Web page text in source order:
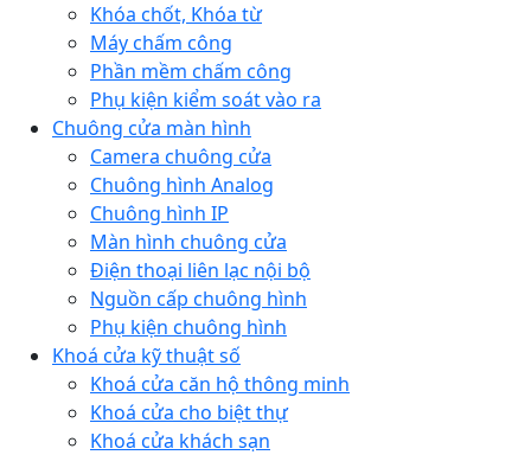
Khóa chốt, Khóa từ
Máy chấm công
Phần mềm chấm công
Phụ kiện kiểm soát vào ra
Chuông cửa màn hình
Camera chuông cửa
Chuông hình Analog
Chuông hình IP
Màn hình chuông cửa
Điện thoại liên lạc nội bộ
Nguồn cấp chuông hình
Phụ kiện chuông hình
Khoá cửa kỹ thuật số
Khoá cửa căn hộ thông minh
Khoá cửa cho biệt thự
Khoá cửa khách sạn